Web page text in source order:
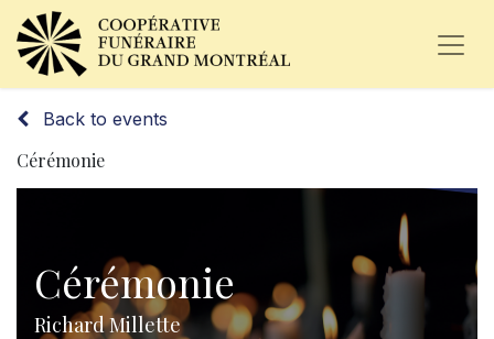
Back to events
Cérémonie
Cérémonie
Richard Millette